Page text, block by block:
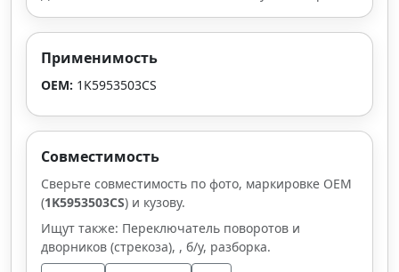
Применимость
OEM: 1K5953503CS
Совместимость
Сверьте совместимость по фото, маркировке OEM
(1K5953503CS) и кузову.
Ищут также: Переключатель поворотов и
дворников (стрекоза), , б/у, разборка.